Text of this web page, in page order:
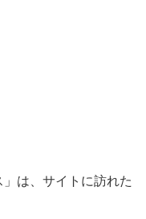
は、サイトに訪れた